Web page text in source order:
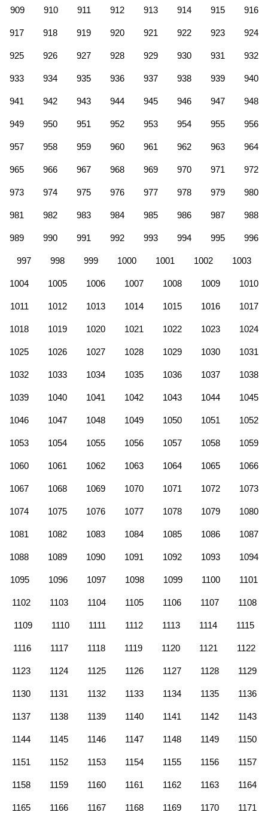
909 910 911 912 913 914 915 916
917 918 919 920 921 922 923 924
925 926 927 928 929 930 931 932
933 934 935 936 937 938 939 940
941 942 943 944 945 946 947 948
949 950 951 952 953 954 955 956
957 958 959 960 961 962 963 964
965 966 967 968 969 970 971 972
973 974 975 976 977 978 979 980
981 982 983 984 985 986 987 988
989 990 991 992 993 994 995 996
997 998 999 1000 1001 1002 1003
1004 1005 1006 1007 1008 1009 1010
1011 1012 1013 1014 1015 1016 1017
1018 1019 1020 1021 1022 1023 1024
1025 1026 1027 1028 1029 1030 1031
1032 1033 1034 1035 1036 1037 1038
1039 1040 1041 1042 1043 1044 1045
1046 1047 1048 1049 1050 1051 1052
1053 1054 1055 1056 1057 1058 1059
1060 1061 1062 1063 1064 1065 1066
1067 1068 1069 1070 1071 1072 1073
1074 1075 1076 1077 1078 1079 1080
1081 1082 1083 1084 1085 1086 1087
1088 1089 1090 1091 1092 1093 1094
1095 1096 1097 1098 1099 1100 1101
1102 1103 1104 1105 1106 1107 1108
1109 1110 1111 1112 1113 1114 1115
1116 1117 1118 1119 1120 1121 1122
1123 1124 1125 1126 1127 1128 1129
1130 1131 1132 1133 1134 1135 1136
1137 1138 1139 1140 1141 1142 1143
1144 1145 1146 1147 1148 1149 1150
1151 1152 1153 1154 1155 1156 1157
1158 1159 1160 1161 1162 1163 1164
1165 1166 1167 1168 1169 1170 1171